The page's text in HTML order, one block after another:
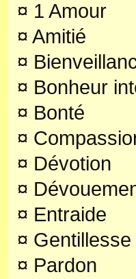
¤ 1 Amour
¤ Amitié
¤
¤ Bonheur
¤ Bonté
¤
¤ Dévotion
¤
¤ Entraide
¤ Gentillesse
¤ Pardon